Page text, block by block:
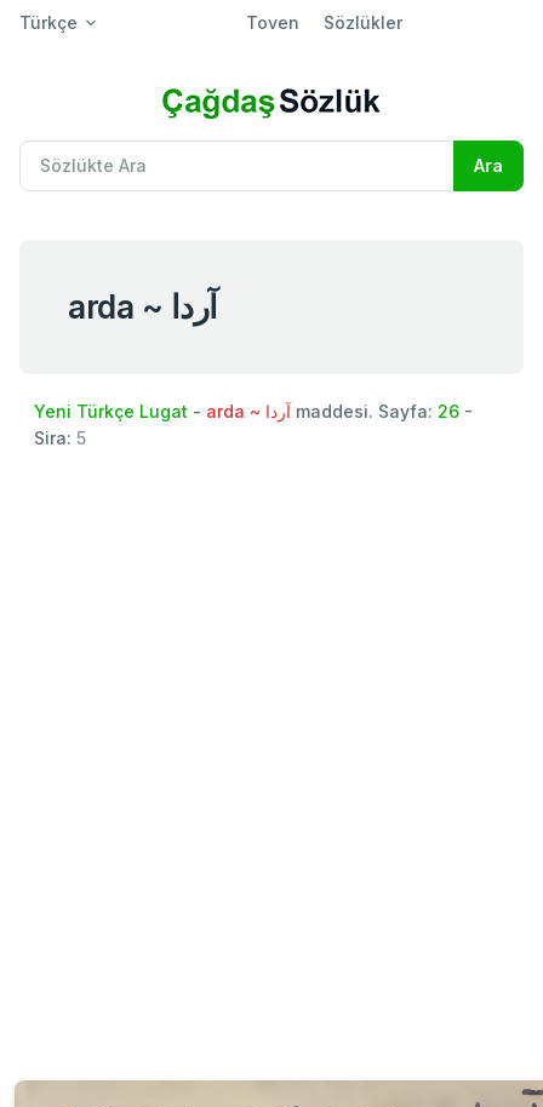
Türkçe Toven Sözlükler
arda ~ آردا
Yeni Türkçe Lugat - arda ~ آردا maddesi. Sayfa: 26 -
Sira: 5